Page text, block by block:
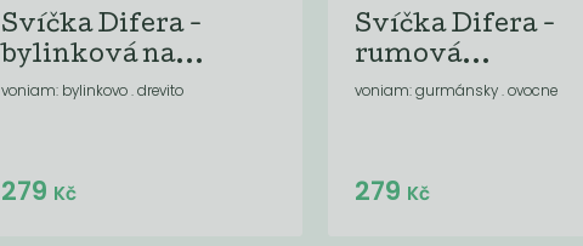
Svíčka Difera -
bylinková na...
voniam: bylinkovo . drevito
Do košíku:
279 Kč
Svíčka Difera -
rumová...
voniam: gurmánsky . ovocne
Do košíku:
279 Kč